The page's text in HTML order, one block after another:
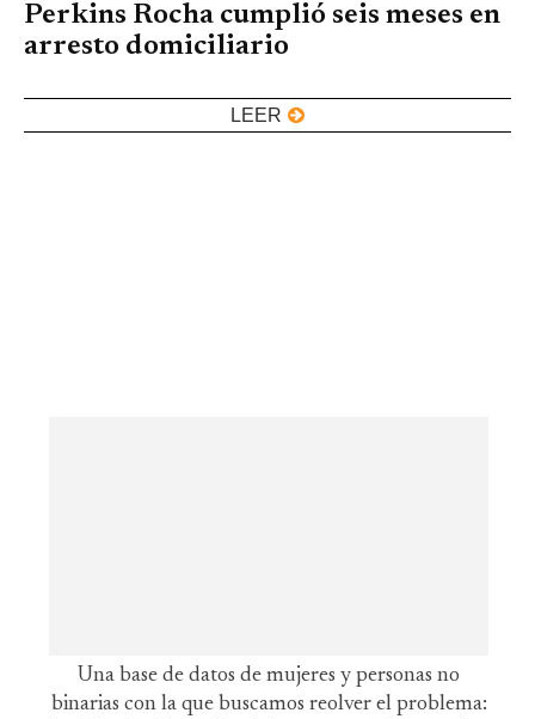
Perkins Rocha cumplió seis meses en
arresto domiciliario
LEER
Una base de datos de mujeres y personas no
binarias con la que buscamos reolver el problema: